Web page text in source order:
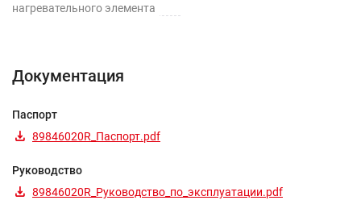
нагревательного элемента
Документация
Паспорт
89846020R_Паспорт.pdf
Руководство
89846020R_Руководство_по_эксплуатации.pdf